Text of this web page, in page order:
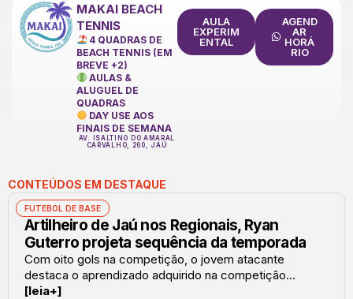
MAKAI BEACH
TENNIS
4 QUADRAS DE
BEACH TENNIS (EM
BREVE +2)
AULAS &
ALUGUEL DE
QUADRAS
DAY USE AOS
FINAIS DE SEMANA
AV. ISALTINO DO AMARAL
CARVALHO, 260, JAÚ
AULA
EXPERIM
ENTAL
AGEND
AR
HORÁ
RIO
CONTEÚDOS EM DESTAQUE
FUTEBOL DE BASE
Artilheiro de Jaú nos Regionais, Ryan
Guterro projeta sequência da temporada
Com oito gols na competição, o jovem atacante
destaca o aprendizado adquirido na competição...
[leia+]